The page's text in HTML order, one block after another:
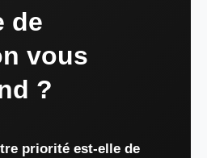
de
vous
?
priorité est-elle de